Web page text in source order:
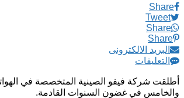
Share
Tweet
Share
Share
البريد الالكترونى
التعليقات
أطلقت شركة فيفو الصينية المتخصصة في
والخامس في غضون السنوات القادمة.